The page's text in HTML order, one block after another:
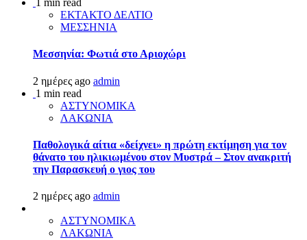
1 min read
ΕΚΤΑΚΤΟ ΔΕΛΤΙΟ
ΜΕΣΣΗΝΙΑ
Μεσσηνία: Φωτιά στο Αριοχώρι
2 ημέρες ago admin
1 min read
ΑΣΤΥΝΟΜΙΚΑ
ΛΑΚΩΝΙΑ
Παθολογικά αίτια «δείχνει» η πρώτη εκτίμηση για τον
θάνατο του ηλικιωμένου στον Μυστρά – Στον ανακριτή
την Παρασκευή ο γιος του
2 ημέρες ago admin
ΑΣΤΥΝΟΜΙΚΑ
ΛΑΚΩΝΙΑ